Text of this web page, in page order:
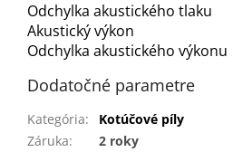
Odchylka akustického tlaku
Akustický výkon
Odchylka akustického výkonu
Dodatočné parametre
Kategória:
Kotúčové píly
Záruka:
2 roky